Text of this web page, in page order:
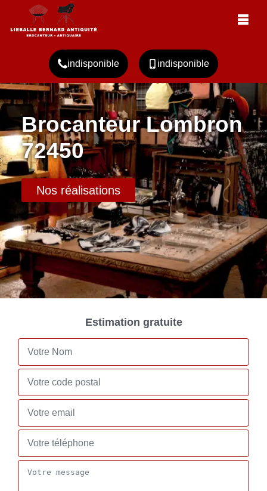
indisponible indisponible
Brocanteur Lombron
72450
Nos réalisations
Estimation gratuite